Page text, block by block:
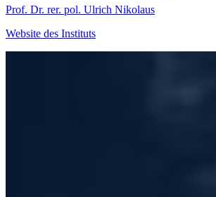
Prof. Dr. rer. pol. Ulrich Nikolaus
Website des Instituts